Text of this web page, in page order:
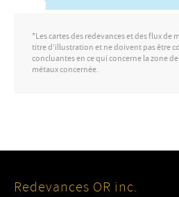
*Les cartes des redevances et des flux de
titre d’illustration et ne doivent pas être
concluantes en ce qui concerne la zone
métaux concernée.
Redevances OR inc.